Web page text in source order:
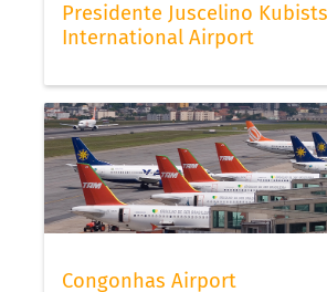
Presidente Juscelino
International Airport
Congonhas Airport